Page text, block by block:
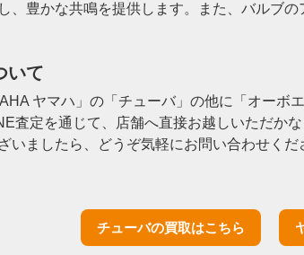
、豊かな共鳴を提供します。また、バルブ
いて
ヤマハ」の「チューバ」の他に「オー
査定を通じて、店舗へ直接お越しいただか
いましたら、どうぞ気軽にお問い合わせく
チューバの買取はこちら